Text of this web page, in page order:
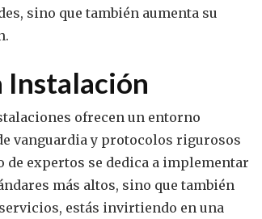
sino que también aumenta su
Instalación
ofrecen un entorno
vanguardia y protocolos rigurosos
de expertos se dedica a implementar
más altos, sino que también
estás invirtiendo en una